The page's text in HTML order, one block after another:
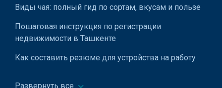
Виды чая: полный гид по сортам, вкусам и пользе
Пошаговая инструкция по регистрации
недвижимости в Ташкенте
Как составить резюме для устройства на работу
Развернуть все